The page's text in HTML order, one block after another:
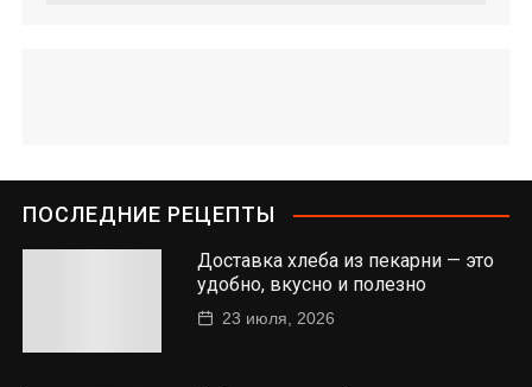
ПОСЛЕДНИЕ РЕЦЕПТЫ
Доставка хлеба из пекарни — это
удобно, вкусно и полезно
23 июля, 2026